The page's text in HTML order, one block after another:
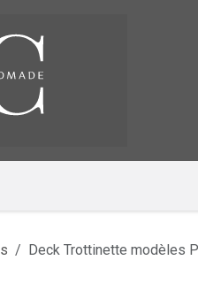
Deck Trottinette modèles